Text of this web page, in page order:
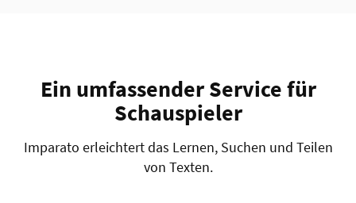
Ein umfassender Service für
Schauspieler
Imparato erleichtert das Lernen, Suchen und Teilen
von Texten.